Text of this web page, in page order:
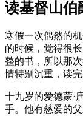
读基督山伯
寒假一次偶然的
的时候，觉得很
整的书，所以那
情特别沉重，读完
十九岁的爱德蒙·
手。他有慈爱的